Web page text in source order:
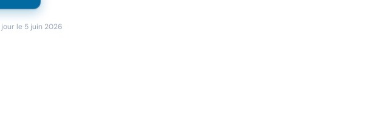
le 5 juin 2026